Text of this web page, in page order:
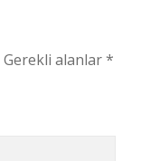
Gerekli alanlar*